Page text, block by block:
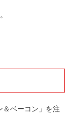
＆ベーコン」を注